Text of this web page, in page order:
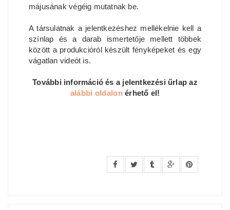
májusának végéig mutatnak be.
A társulatnak a jelentkezéshez mellékelnie kell a
színlap és a darab ismertetője mellett többek
között a produkcióról készült fényképeket és egy
vágatlan videót is.
További információ és a jelentkezési űrlap az
alábbi oldalonérhető el!